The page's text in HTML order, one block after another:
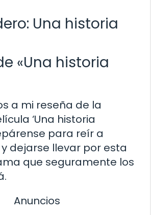
Una historia
«Una historia
a mi reseña de la
‘Una historia
para reír a
dejarse llevar por esta
que seguramente los
Anuncios